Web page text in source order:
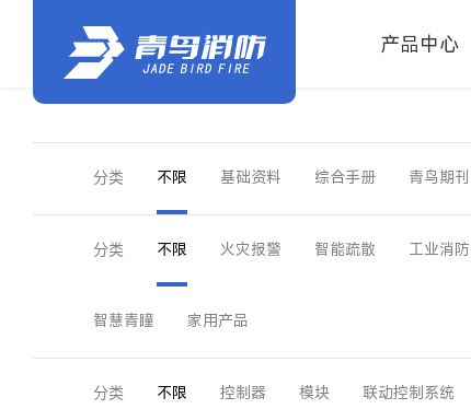
产品中心
分类 不限 基础资料 综合手册 青鸟期刊
分类 不限 火灾报警 智能疏散 工业消防
智慧青瞳 家用产品
分类 不限 控制器 模块 联动控制系统